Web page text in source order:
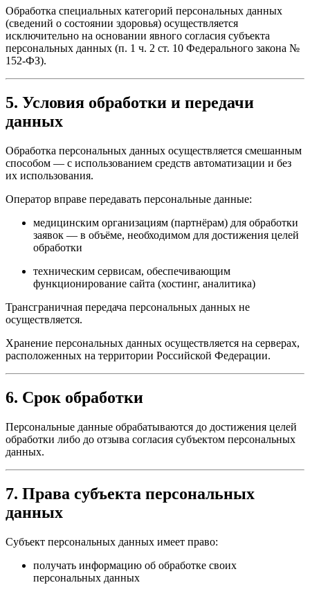
Обработка специальных категорий персональных данных
(сведений о состоянии здоровья) осуществляется
исключительно на основании явного согласия субъекта
персональных данных (п. 1 ч. 2 ст. 10 Федерального закона №
152-ФЗ).
5. Условия обработки и передачи
данных
Обработка персональных данных осуществляется смешанным
способом — с использованием средств автоматизации и без
их использования.
Оператор вправе передавать персональные данные:
медицинским организациям (партнёрам) для обработки
заявок — в объёме, необходимом для достижения целей
обработки
техническим сервисам, обеспечивающим
функционирование сайта (хостинг, аналитика)
Трансграничная передача персональных данных не
осуществляется.
Хранение персональных данных осуществляется на серверах,
расположенных на территории Российской Федерации.
6. Срок обработки
Персональные данные обрабатываются до достижения целей
обработки либо до отзыва согласия субъектом персональных
данных.
7. Права субъекта персональных
данных
Субъект персональных данных имеет право:
получать информацию об обработке своих
персональных данных